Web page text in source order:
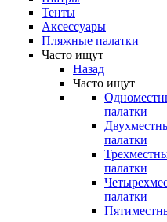
Тенты
Аксессуары
Пляжные палатки
Часто ищут
Назад
Часто ищут
палатки
палатки
палатки
палатки